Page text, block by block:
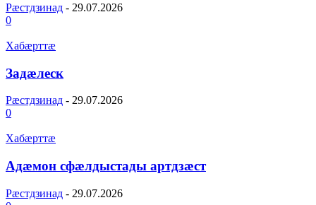
Рæстдзинад - 29.07.2026
0
Хабæрттæ
Задæлеск
Рæстдзинад - 29.07.2026
0
Хабæрттæ
Адæмон сфæлдыстады артдзæст
Рæстдзинад - 29.07.2026